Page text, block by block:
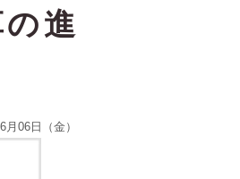
進
月06日（金）